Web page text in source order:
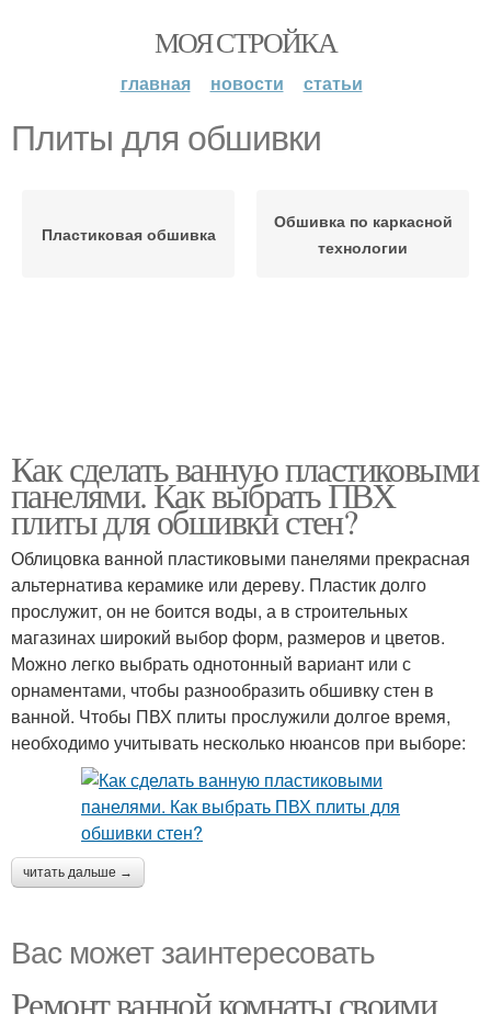
МОЯ СТРОЙКА
главная новости статьи
Плиты для обшивки
Пластиковая обшивка
Обшивка по каркасной
технологии
Как сделать ванную пластиковыми
панелями. Как выбрать ПВХ
плиты для обшивки стен?
Облицовка ванной пластиковыми панелями прекрасная
альтернатива керамике или дереву. Пластик долго
прослужит, он не боится воды, а в строительных
магазинах широкий выбор форм, размеров и цветов.
Можно легко выбрать однотонный вариант или с
орнаментами, чтобы разнообразить обшивку стен в
ванной. Чтобы ПВХ плиты прослужили долгое время,
необходимо учитывать несколько нюансов при выборе:
читать дальше →
Вас может заинтересовать
Ремонт ванной комнаты своими